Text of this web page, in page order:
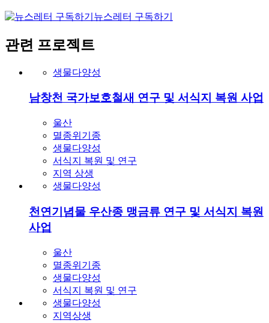
뉴스레터 구독하기
관련 프로젝트
생물다양성
남창천 국가보호철새 연구 및 서식지 복원 사업
울산
멸종위기종
생물다양성
서식지 복원 및 연구
지역 상생
생물다양성
천연기념물 우산종 맹금류 연구 및 서식지 복원
사업
울산
멸종위기종
생물다양성
서식지 복원 및 연구
생물다양성
지역상생